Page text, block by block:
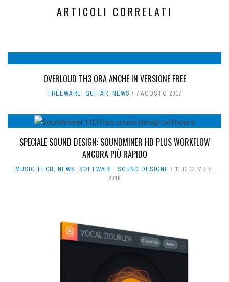
ARTICOLI CORRELATI
OVERLOUD TH3 ORA ANCHE IN VERSIONE FREE
FREEWARE, GUITAR, NEWS 7 AGOSTO 2017
SPECIALE SOUND DESIGN: SOUNDMINER HD PLUS WORKFLOW
ANCORA PIÙ RAPIDO
MUSIC TECH, NEWS, SOFTWARE, SOUND DESIGNE
11 DICEMBRE
2018